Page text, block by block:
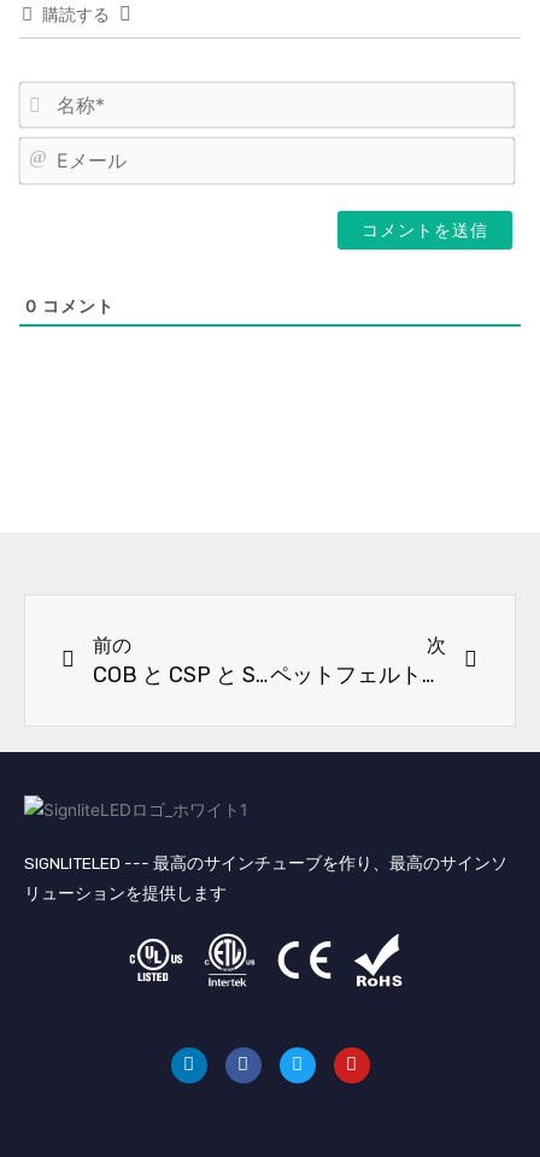
購読する
名
E
ー
0 コメント
前の
COB と CSP と SCoB と SOB LED ストリップの比較: プロフェッショナル向けの購入者向けガイド
次
ペットフェルトを使用した高性能音響照明: より優れた音、よりスマートなデザイン
SIGNLITELED --- 最高のサインチューブを作り、最高のサインソ
リューションを提供します
ク
ト
イ
イ
ス
ブ
ッ
タ
ー
チ
ュ
ー